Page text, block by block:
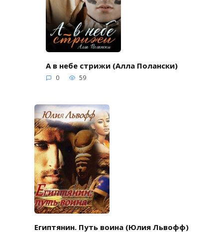
А в небе стрижи (Алла Полански)
0 59
Египтянин. Путь воина (Юлия Львофф)